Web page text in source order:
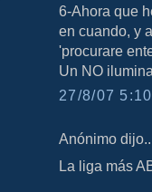
6-Ahora que
en cuando, y
'procurare
Un NO
27/8/07
Anónimo
La liga más